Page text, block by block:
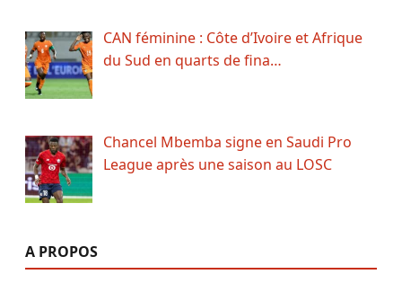
CAN féminine : Côte d’Ivoire et Afrique
du Sud en quarts de fina…
Chancel Mbemba signe en Saudi Pro
League après une saison au LOSC
A PROPOS